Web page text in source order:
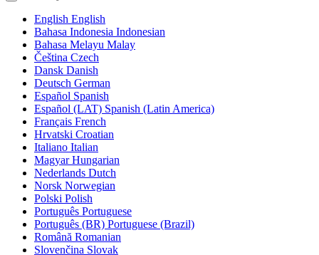
English English
Bahasa Indonesia Indonesian
Bahasa Melayu Malay
Čeština Czech
Dansk Danish
Deutsch German
Español Spanish
Español (LAT) Spanish (Latin America)
Français French
Hrvatski Croatian
Italiano Italian
Magyar Hungarian
Nederlands Dutch
Norsk Norwegian
Polski Polish
Português Portuguese
Português (BR) Portuguese (Brazil)
Română Romanian
Slovenčina Slovak